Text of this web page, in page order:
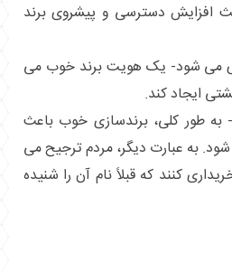
افزایش دسترسی و پیشروی برند
می شود- یک هویت برند خوب می
ایجاد کند.
به طور کلی، برندسازی خوب باعث
به عبارت دیگر، مردم ترجیح می
کنند که قبلاً نام آن را شنیده